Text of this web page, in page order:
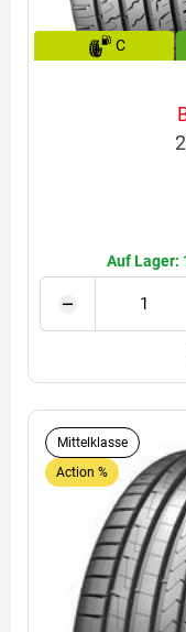
C
Auf Lager:
Mittelklasse
Action %